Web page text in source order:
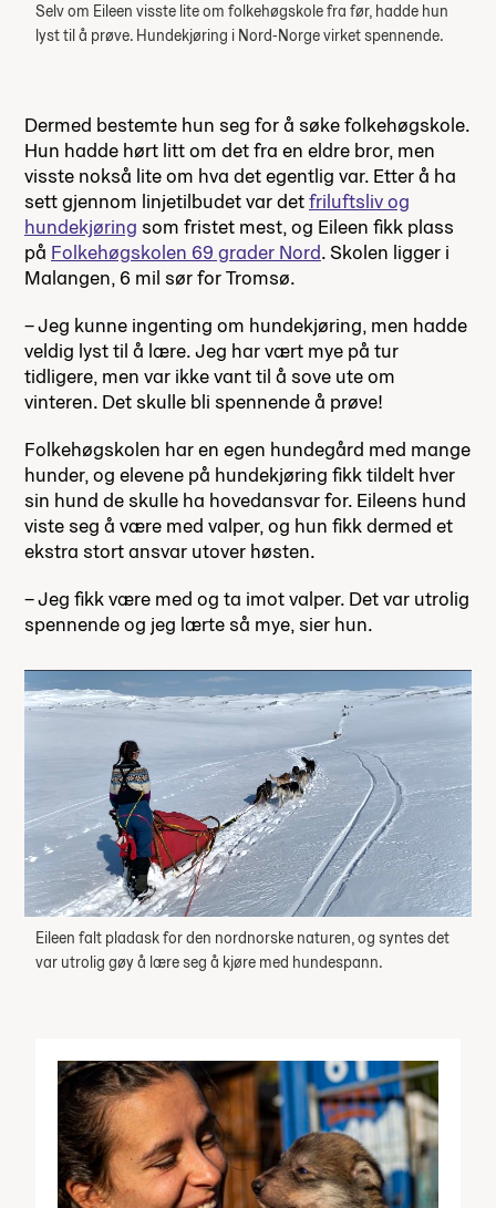
Selv om Eileen visste lite om folkehøgskole fra før, hadde hun
lyst til å prøve. Hundekjøring i Nord-Norge virket spennende.
Dermed bestemte hun seg for å søke folkehøgskole.
Hun hadde hørt litt om det fra en eldre bror, men
visste nokså lite om hva det egentlig var. Etter å ha
sett gjennom linjetilbudet var detfriluftsliv og
hundekjøring som fristet mest, og Eileen fikk plass
på Folkehøgskolen 69 grader Nord. Skolen ligger i
Malangen, 6 mil sør for Tromsø.
– Jeg kunne ingenting om hundekjøring, men hadde
veldig lyst til å lære. Jeg har vært mye på tur
tidligere, men var ikke vant til å sove ute om
vinteren. Det skulle bli spennende å prøve!
Folkehøgskolen har en egen hundegård med mange
hunder, og elevene på hundekjøring fikk tildelt hver
sin hund de skulle ha hovedansvar for. Eileens hund
viste seg å være med valper, og hun fikk dermed et
ekstra stort ansvar utover høsten.
– Jeg fikk være med og ta imot valper. Det var utrolig
spennende og jeg lærte så mye, sier hun.
Eileen falt pladask for den nordnorske naturen, og syntes det
var utrolig gøy å lære seg å kjøre med hundespann.